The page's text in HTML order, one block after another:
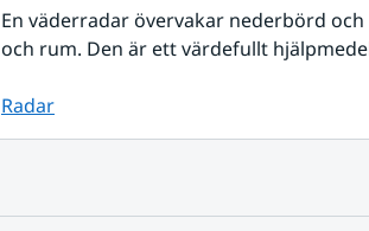
En väderradar övervakar nederbörd
och rum. Den är ett värdefullt
Radar